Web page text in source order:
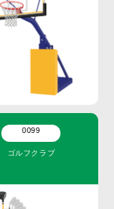
0099
ゴルフクラブ